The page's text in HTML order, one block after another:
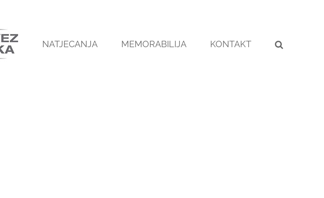
NATJECANJA MEMORABILIJA KONTAKT